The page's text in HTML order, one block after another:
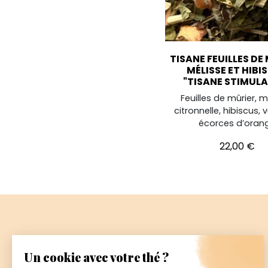
TISANE FEUILLES DE
MÉLISSE ET
"TISANE
Feuilles de mûrier,
citronnelle, hibiscus,
écorces
Prix
22,00 €
Paiement
sécurisé